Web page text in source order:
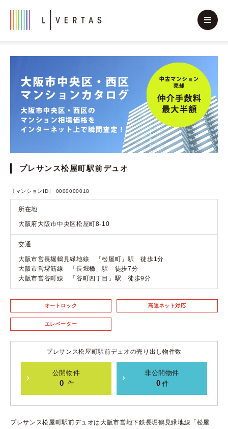
プレサンス松屋町駅前デュオ
〔マンションID〕 0000000018
所在地
大阪府大阪市中央区松屋町8-10
交通
大阪市営長堀鶴見緑地線 「松屋町」駅 徒歩1分
大阪市営堺筋線 「長堀橋」駅 徒歩7分
大阪市営谷町線 「谷町四丁目」駅 徒歩9分
オートロック 高速ネット対応
エレベーター
プレサンス松屋町駅前デュオの売り出し物件数
公開物件
0 件
非公開物件
0 件
プレサンス松屋町駅前デュオは大阪市営地下鉄長堀鶴見緑地線「松屋